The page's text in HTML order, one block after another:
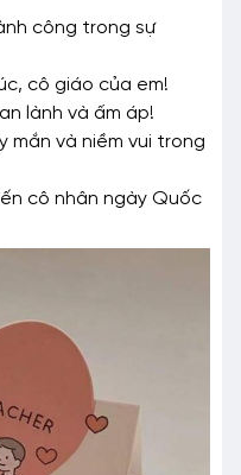
công trong sự
cô giáo của em!
lành và ấm áp!
mắn và niềm vui trong
cô nhân ngày Quốc